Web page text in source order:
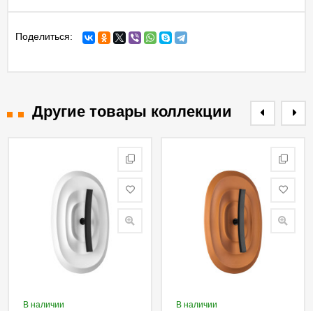
Поделиться:
Другие товары коллекции
В наличии В наличии